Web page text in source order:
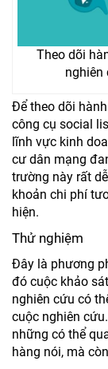
Theo dõi
nghiên
Để theo dõi
công cụ social
lĩnh vực kinh
cư dân mạng
trường này rất
khoản chi phí
hiện.
Thử nghiệm
Đây là phương
đó cuộc khảo
nghiên cứu có
cuộc nghiên
những có thể
hàng nói, mà